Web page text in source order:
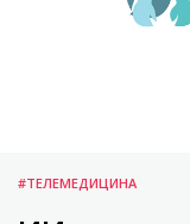
#ТЕЛЕМЕДИЦИНА